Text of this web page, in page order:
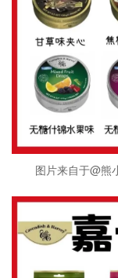
图片来自于@熊